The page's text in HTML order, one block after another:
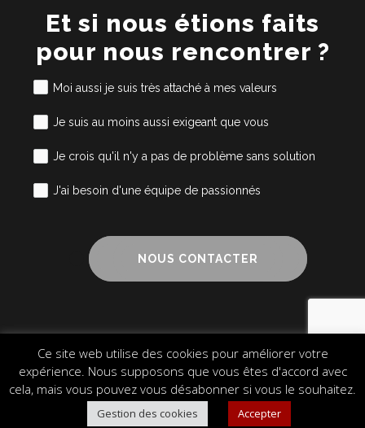
Et si nous étions faits
pour nous rencontrer ?
Moi aussi je suis très attaché à mes valeurs
Je suis au moins aussi exigeant que vous
Je crois qu'il n'y a pas de problème sans solution
J'ai besoin d'une équipe de passionnés
NOUS CONTACTER
Mentions légales Cookies
Plan du site
© 2024 Alliance Cube – Design & Communication
Ce site web utilise des cookies pour améliorer votre
expérience. Nous supposons que vous êtes d'accord avec
cela, mais vous pouvez vous désabonner si vous le souhaitez.
Gestion des cookies Accepter